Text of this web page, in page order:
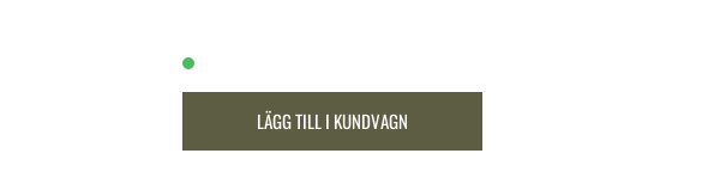
LÄGG TILL I KUNDVAGN